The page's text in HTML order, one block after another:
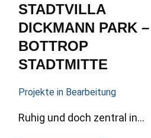
STADTVILLA
DICKMANN PARK –
BOTTROP
STADTMITTE
Projekte in Bearbeitung
Ruhig und doch zentral in…